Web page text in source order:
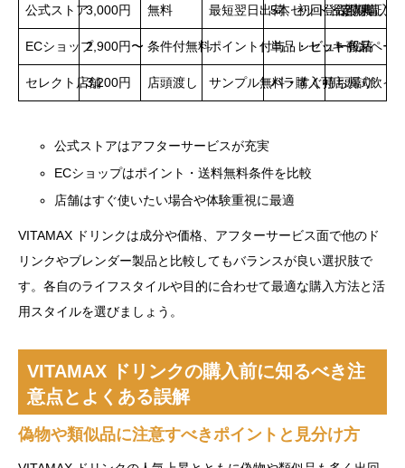
公式ストア3,000円 無料 最短翌日出荷、初回登録特典
5本セット・定期購入
品質保証、
ECショップ2,900円〜 条件付無料ポイント付与・レビュー投稿
単品・セット商品
キャンペー
セレクト店舗3,200円 店頭渡し サンプル無料・すぐ持ち帰り
バラ購入可店頭試飲イ
公式ストアはアフターサービスが充実
ECショップはポイント・送料無料条件を比較
店舗はすぐ使いたい場合や体験重視に最適
VITAMAX ドリンクは成分や価格、アフターサービス面で他のド
リンクやブレンダー製品と比較してもバランスが良い選択肢で
す。各自のライフスタイルや目的に合わせて最適な購入方法と活
用スタイルを選びましょう。
VITAMAX ドリンクの購入前に知るべき注
意点とよくある誤解
偽物や類似品に注意すべきポイントと見分け方